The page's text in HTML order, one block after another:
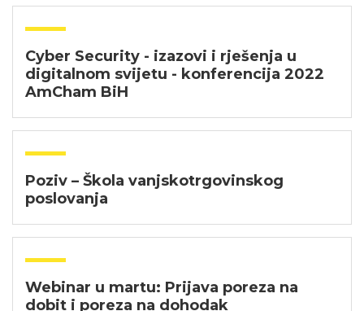
Cyber Security - izazovi i rješenja u
digitalnom svijetu - konferencija 2022
AmCham BiH
Poziv – Škola vanjskotrgovinskog
poslovanja
Webinar u martu: Prijava poreza na
dobit i poreza na dohodak